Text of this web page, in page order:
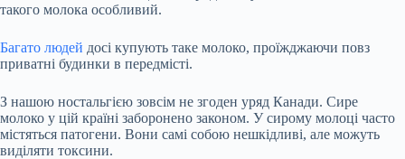
такого молока особливий.
Багато людей досі купують таке молоко, проїжджаючи повз
приватні будинки в передмісті.
З нашою ностальгією зовсім не згоден уряд Канади. Сире
молоко у цій країні заборонено законом. У сирому молоці часто
містяться патогени. Вони самі собою нешкідливі, але можуть
виділяти токсини.